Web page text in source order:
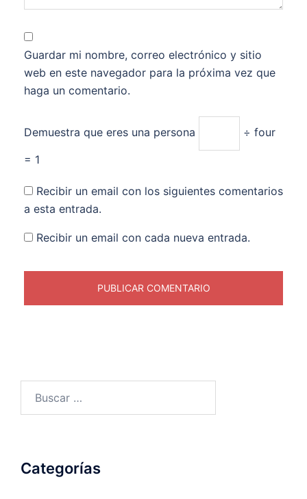
Guardar mi nombre, correo electrónico y sitio
web en este navegador para la próxima vez que
haga un comentario.
Demuestra que eres una persona
÷ four
= 1
Recibir un email con los siguientes comentarios
a esta entrada.
Recibir un email con cada nueva entrada.
Categorías